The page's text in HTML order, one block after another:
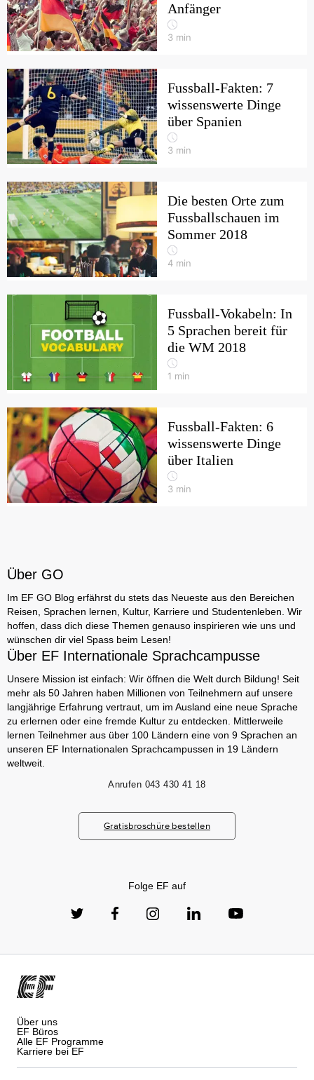
Anfänger
3 min
Fussball-Fakten: 7
wissenswerte Dinge
über Spanien
3 min
Die besten Orte zum
Fussballschauen im
Sommer 2018
4 min
Fussball-Vokabeln: In
5 Sprachen bereit für
die WM 2018
1 min
Fussball-Fakten: 6
wissenswerte Dinge
über Italien
3 min
Über GO
Im EF GO Blog erfährst du stets das Neueste aus den Bereichen
Reisen, Sprachen lernen, Kultur, Karriere und Studentenleben. Wir
hoffen, dass dich diese Themen genauso inspirieren wie uns und
wünschen dir viel Spass beim Lesen!
Über EF Internationale Sprachcampusse
Unsere Mission ist einfach: Wir öffnen die Welt durch Bildung! Seit
mehr als 50 Jahren haben Millionen von Teilnehmern auf unsere
langjährige Erfahrung vertraut, um im Ausland eine neue Sprache
zu erlernen oder eine fremde Kultur zu entdecken. Mittlerweile
lernen Teilnehmer aus über 100 Ländern eine von 9 Sprachen an
unseren EF Internationalen Sprachcampussen in 19 Ländern
weltweit.
Anrufen 043 430 41 18
Gratisbroschüre bestellen
Folge EF auf
Über uns
EF Büros
Alle EF Programme
Karriere bei EF